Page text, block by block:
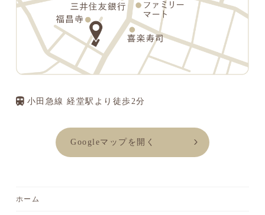
小田急線 経堂駅より徒歩2分
Googleマップを開く
ホーム